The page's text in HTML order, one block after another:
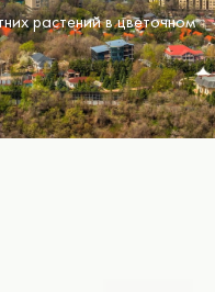
растений в цветочном